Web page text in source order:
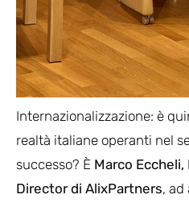
Internazionalizzazione: è
realtà italiane operanti nel
successo? È Marco
Director di AlixPartners,